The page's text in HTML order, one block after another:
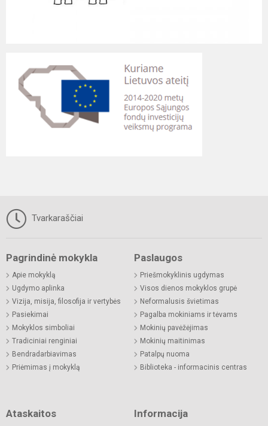
Tvarkaraščiai
Pagrindinė mokykla
Apie mokyklą
Ugdymo aplinka
Vizija, misija, filosofija ir vertybės
Pasiekimai
Mokyklos simboliai
Tradiciniai renginiai
Bendradarbiavimas
Priėmimas į mokyklą
Paslaugos
Priešmokyklinis ugdymas
Visos dienos mokyklos grupė
Neformalusis švietimas
Pagalba mokiniams ir tėvams
Mokinių pavėžėjimas
Mokinių maitinimas
Patalpų nuoma
Biblioteka - informacinis centras
Ataskaitos Informacija